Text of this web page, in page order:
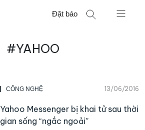
Đặt báo
#YAHOO
CÔNG NGHỆ 13/06/2016
Yahoo Messenger bị khai tử sau thời
gian sống “ngắc ngoải”